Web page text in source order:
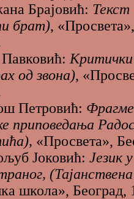
Брајовић:
брат),
од звона),
Петровић:
приповедања
«Просвета»,
Јоковић: Језик
школа», Београд,